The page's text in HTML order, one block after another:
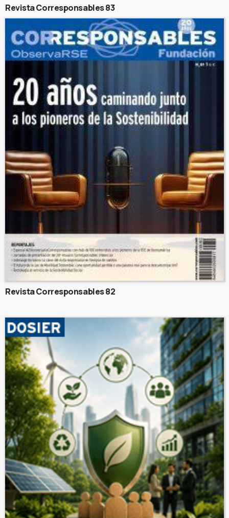
Revista Corresponsables 83
Revista Corresponsables 82